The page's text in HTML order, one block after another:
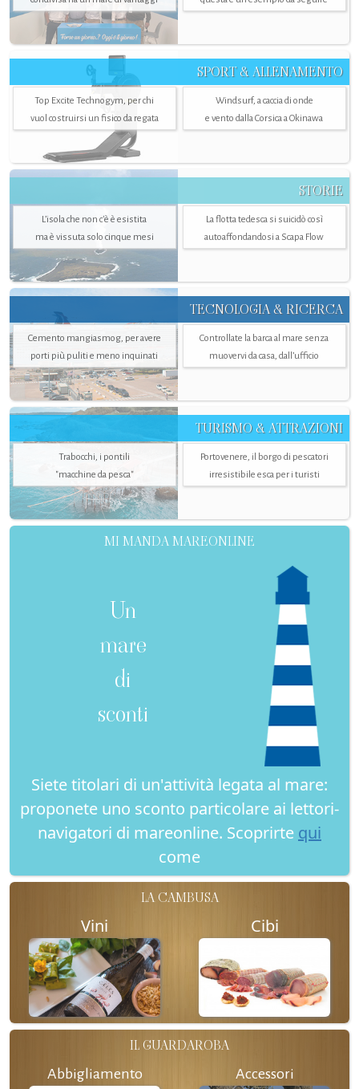
SPORT & ALLENAMENTO
Top Excite Technogym, per chi
vuol costruirsi un fisico da regata
Windsurf, a caccia di onde
e vento dalla Corsica a Okinawa
STORIE
L’isola che non c'è è esistita
ma è vissuta solo cinque mesi
La flotta tedesca si suicidò così
autoaffondandosi a Scapa Flow
TECNOLOGIA & RICERCA
Cemento mangiasmog, per avere
porti più puliti e meno inquinati
Controllate la barca al mare senza
muovervi da casa, dall’ufficio
TURISMO & ATTRAZIONI
Trabocchi, i pontili
"macchine da pesca"
Portovenere, il borgo di pescatori
irresistibile esca per i turisti
MI MANDA MAREONLINE
Un
mare
di
sconti
Siete titolari di un'attività legata al mare:
proponete uno sconto particolare ai lettori-
navigatori di mareonline. Scoprirte qui
come
LA CAMBUSA
Vini Cibi
IL GUARDAROBA
Abbigliamento Accessori